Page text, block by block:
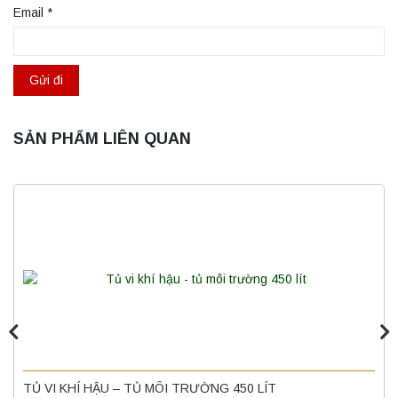
Email *
SẢN PHẨM LIÊN QUAN
TỦ VI KHÍ HẬU – TỦ MÔI TRƯỜNG 450 LÍT
Yonglekang – Thiết bị ly tâm phòng thí
(50 Lít) – Giải pháp tiệt trùng hiệu quả